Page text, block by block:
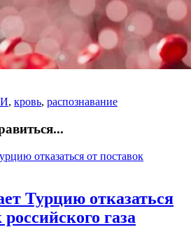
, кровь, распознавание
Турцию отказаться
газа